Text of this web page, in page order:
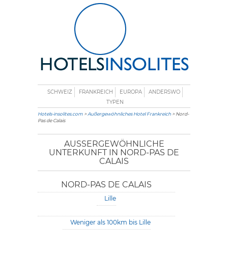
SCHWEIZ FRANKREICH EUROPA
ANDERSWO
TYPEN
Hotels-insolites.com >Außergewöhnliches Hotel Frankreich > Nord-
Pas de Calais
AUSSERGEWÖHNLICHE U
NTERKUNFT IN NORD-PAS DE C
ALAIS
NORD-PAS DE CALAIS
Lille
Weniger als 100km bis Lille